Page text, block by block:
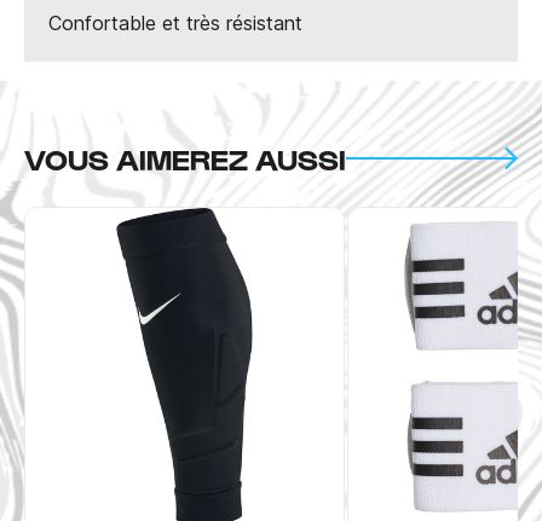
Confortable et très résistant
VOUS AIMEREZ AUSSI